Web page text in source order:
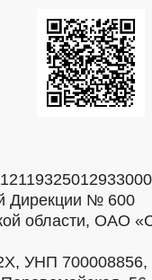
Дирекции № 600
области, ОАО
УНП 700008856,